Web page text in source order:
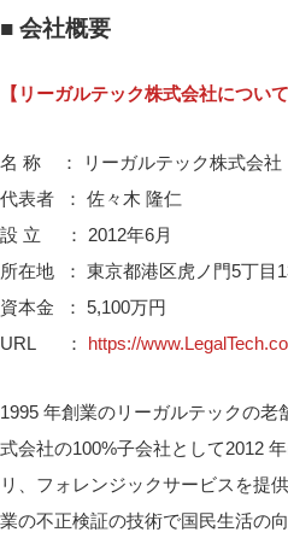
■ 会社概要
【リーガルテック株式会社について
名 称 ： リーガルテック株式会社
代表者 ： 佐々木 隆仁
設 立 ： 2012年6月
所在地 ： 東京都港区虎ノ門5丁目
資本金 ： 5,100万円
URL ：
https://
1995 年創業のリーガルテックの
式会社の100%子会社として2012
リ、フォレンジックサービスを提
業の不正検証の技術で国民生活の